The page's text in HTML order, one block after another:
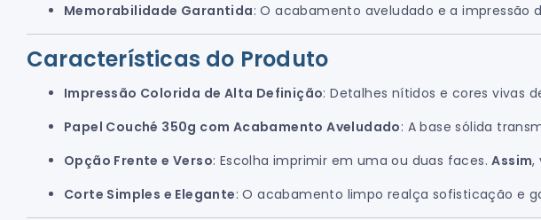
Memorabilidade Garantida: O acabamento aveludado e a impressão
Características do Produto
Impressão Colorida de Alta Definição: Detalhes nítidos e cores vivas
Papel Couché 350g com Acabamento Aveludado: A base sólida
Opção Frente e Verso: Escolha imprimir em uma ou duas faces.Assim,
Corte Simples e Elegante: O acabamento limpo realça sofisticação e